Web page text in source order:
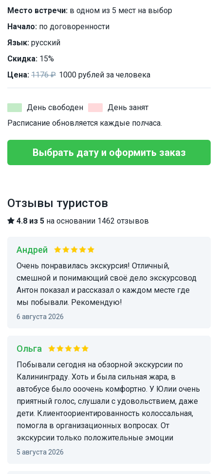
Место встречи: в одном из 5 мест на выбор
Начало: по договоренности
Язык: русский
Скидка: 15%
Цена: 1176 ₽ 1000 рублей за человека
День свободен
День занят
Расписание обновляется каждые полчаса.
Выбрать дату и оформить заказ
Отзывы туристов
4.8 из 5 на основании 1462 отзывов
Андрей
Очень понравилась экскурсия! Отличный,
смешной и понимающий своё дело экскурсовод
Антон показал и рассказал о каждом месте где
мы побывали. Рекомендую!
6 августа 2026
Ольга
Побывали сегодня на обзорной экскурсии по
Калининграду. Хоть и была сильная жара, в
автобусе было ооочень комфортно. У Юлии очень
приятный голос, слушали с удовольствием, даже
дети. Клиентоориентированность колоссальная,
помогла в организационных вопросах. От
экскурсии только положительные эмоции
5 августа 2026